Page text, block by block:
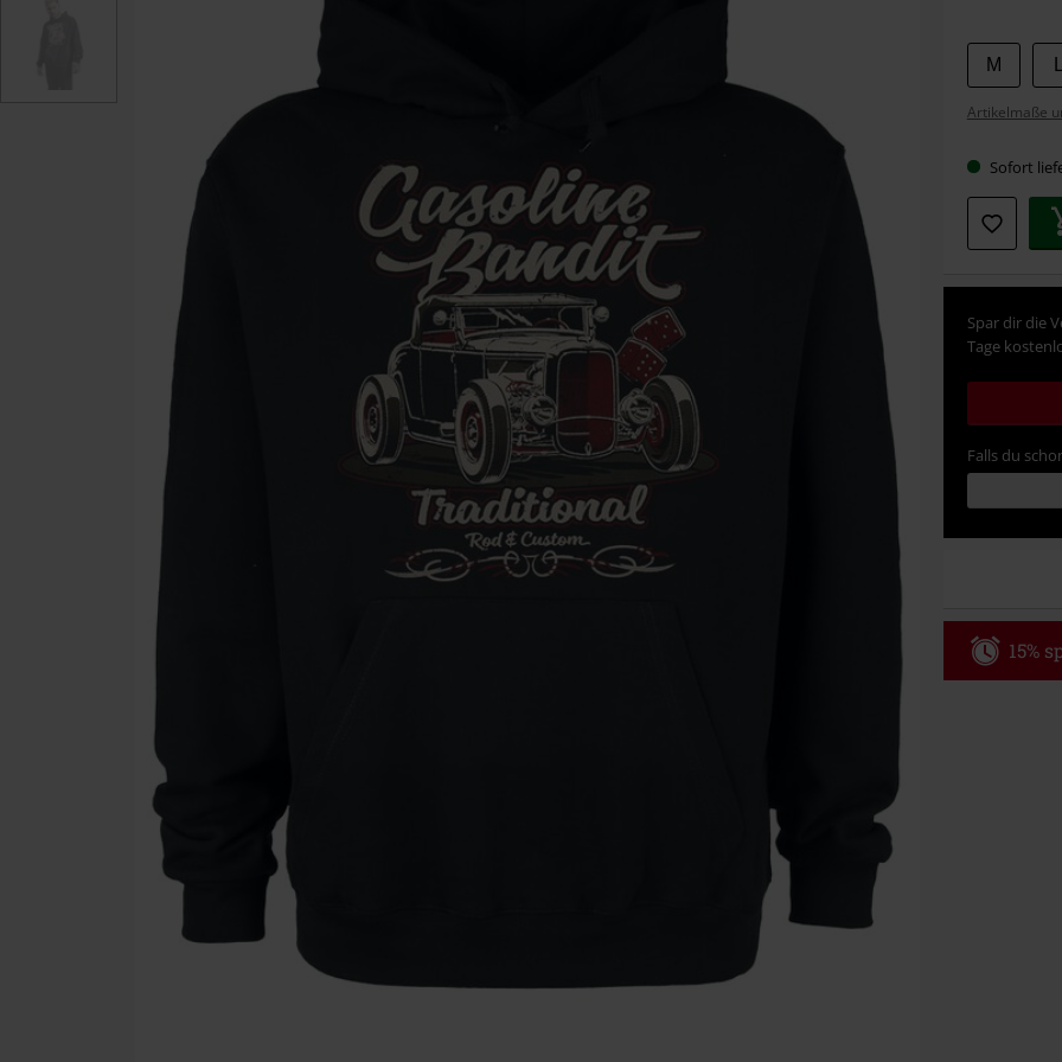
Wähle
deine
Größe
M
Artikelmaße
Sofort
Spar dir die
Tage
Falls du
15%